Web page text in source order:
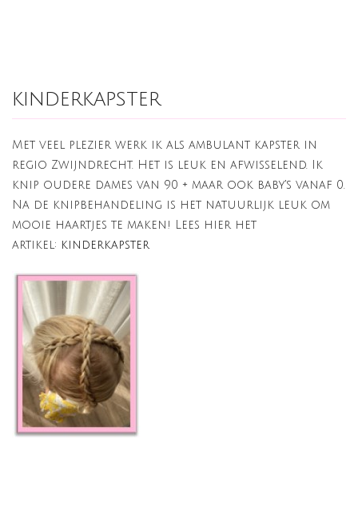
kinderkapster
Met veel plezier werk ik als ambulant kapster in
regio Zwijndrecht. Het is leuk en afwisselend. Ik
knip oudere dames van 90 + maar ook baby's vanaf 0.
Na de knipbehandeling is het natuurlijk leuk om
mooie haartjes te maken! Lees hier het
artikel: kinderkapster